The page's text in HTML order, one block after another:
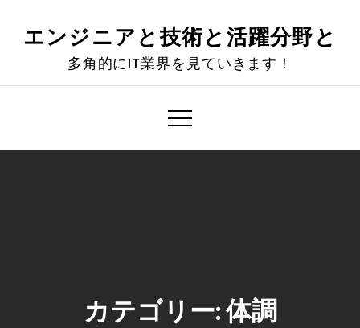
エンジニアと技術と活躍分野と
多角的にIT業界を見ていきます！
カテゴリー:体調